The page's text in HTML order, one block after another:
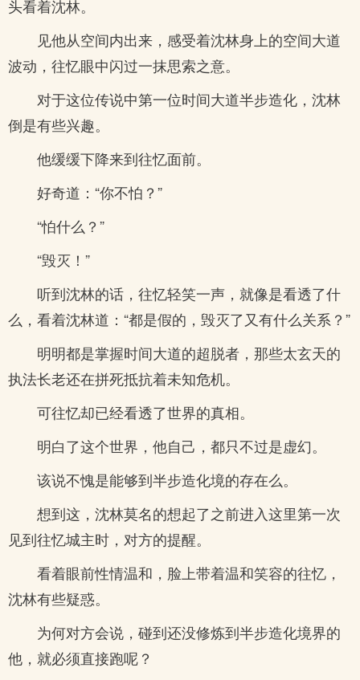
头看着沈林。
见他从空间内出来，感受着沈林身上的空间大道
波动，往忆眼中闪过一抹思索之意。
对于这位传说中第一位时间大道半步造化，沈林
倒是有些兴趣。
他缓缓下降来到往忆面前。
好奇道：“你不怕？”
“怕什么？”
“毁灭！”
听到沈林的话，往忆轻笑一声，就像是看透了什
么，看着沈林道：“都是假的，毁灭了又有什么关系？”
明明都是掌握时间大道的超脱者，那些太玄天的
执法长老还在拼死抵抗着未知危机。
可往忆却已经看透了世界的真相。
明白了这个世界，他自己，都只不过是虚幻。
该说不愧是能够到半步造化境的存在么。
想到这，沈林莫名的想起了之前进入这里第一次
见到往忆城主时，对方的提醒。
看着眼前性情温和，脸上带着温和笑容的往忆，
沈林有些疑惑。
为何对方会说，碰到还没修炼到半步造化境界的
他，就必须直接跑呢？